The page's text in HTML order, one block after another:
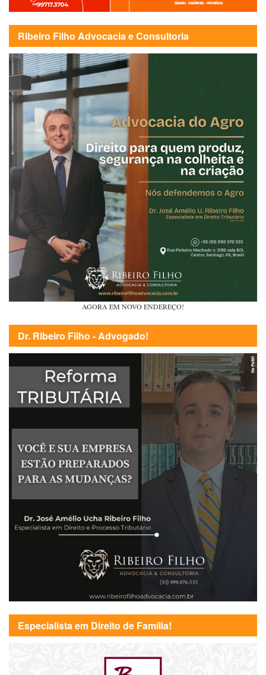
Ribeiro Filho Advocacia e Consultoria
AGORA EM NOVO ENDEREÇO!
Dr. Ribeiro Filho - Advogado!
Especialista em Direito de Família!